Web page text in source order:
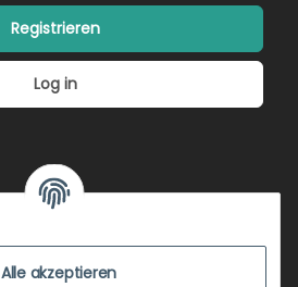
Alle akzeptieren
Registrieren
Log in